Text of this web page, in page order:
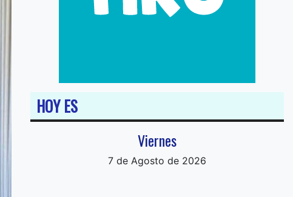
HOY ES
Viernes
7 de Agosto de 2026